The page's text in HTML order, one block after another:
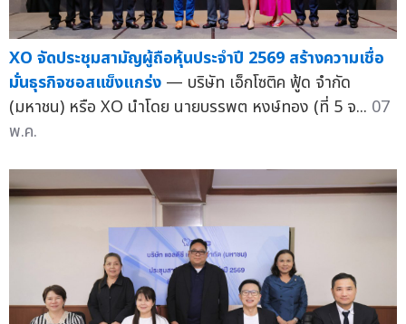
XO จัดประชุมสามัญผู้ถือหุ้นประจำปี 2569 สร้างความเชื่อ
มั่นธุรกิจซอสแข็งแกร่ง — บริษัท เอ็กโซติค ฟู้ด จำกัด
(มหาชน) หรือ XO นำโดย นายบรรพต หงษ์ทอง (ที่ 5 จ... 07
พ.ค.